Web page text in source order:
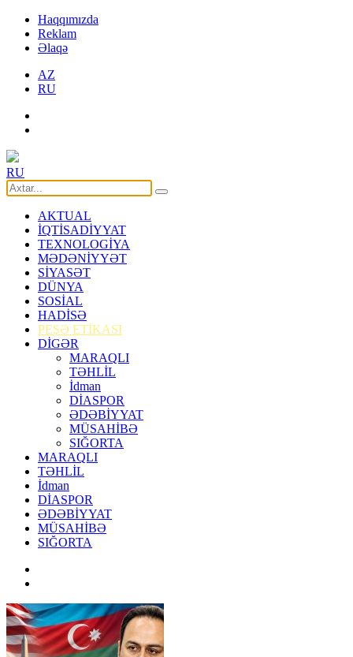
Haqqımızda
Reklam
Əlaqə
AZ
RU
RU
AKTUAL
İQTİSADİYYAT
TEXNOLOGİYA
MƏDƏNİYYƏT
SİYASƏT
DÜNYA
SOSİAL
HADİSƏ
PEŞƏ ETİKASI
DİGƏR
MARAQLI
TƏHLİL
İdman
DİASPOR
ƏDƏBİYYAT
MÜSAHİBƏ
SIĞORTA
MARAQLI
TƏHLİL
İdman
DİASPOR
ƏDƏBİYYAT
MÜSAHİBƏ
SIĞORTA